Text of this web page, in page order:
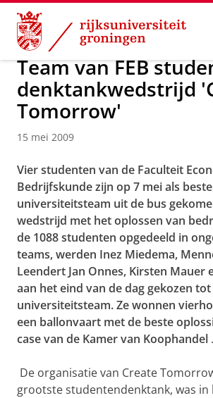
Skip
Content
Skip
Navigation
Over ons Actueel Nieuws
Team van FEB
denktankwedstrijd
Tomorrow'
15 mei 2009
Vier studenten van de Faculteit
Bedrijfskunde zijn op 7 mei als beste
universiteitsteam uit de bus
wedstrijd met het oplossen van
de 1088 studenten opgedeeld in
teams, werden Inez Miedema,
Leendert Jan Onnes, Kirsten Mauer
aan het eind van de dag gekozen
universiteitsteam. Ze wonnen
een ballonvaart met de beste
case van de Kamer van Koophandel .
De organisatie van Create
grootste studentendenktank, was in